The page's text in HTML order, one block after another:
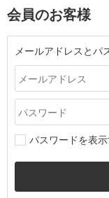
会員のお客様
メールアドレスとパ
パスワードを表示